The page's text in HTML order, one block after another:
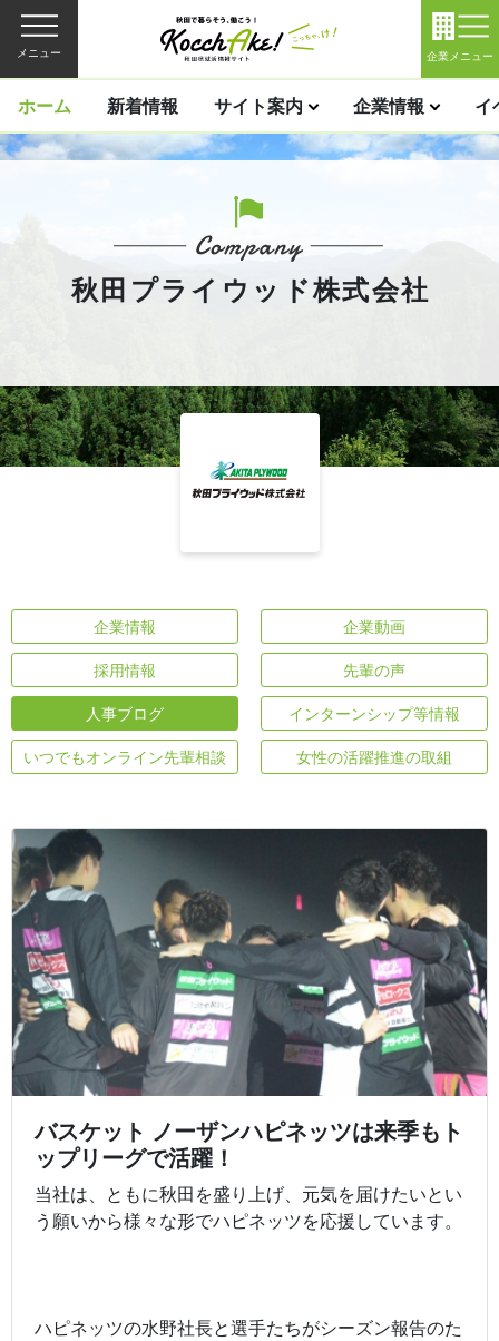
メニュー 企業メニュー
ホーム 新着情報 サイト案内 企業情報 イ
秋田プライウッド株式会社
企業情報 企業動画
採用情報 先輩の声
人事ブログ インターンシップ等情報
いつでもオンライン先輩相談 女性の活躍推進の取組
バスケット ノーザンハピネッツは来季もト
ップリーグで活躍！
当社は、ともに秋田を盛り上げ、元気を届けたいとい
う願いから様々な形でハピネッツを応援しています。
ハピネッツの水野社長と選手たちがシーズン報告のた